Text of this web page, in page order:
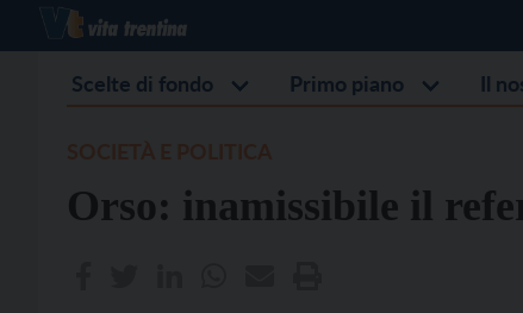
Scelte di fondo Primo piano Il
Orso: inamissibile il